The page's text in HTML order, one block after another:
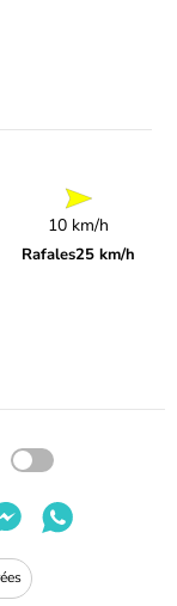
10 km/h
Rafales25 km/h